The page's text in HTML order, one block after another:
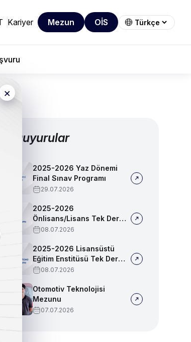
Kariyer Mezun OİS
×
Duyurular
2025-2026 Yaz Dönemi
Final Sınav Programı
29.07.2026
2025-2026
Önlisans/Lisans Tek Ders
Sınav Programı
08.07.2026
2025-2026 Lisansüstü
Eğitim Enstitüsü Tek Ders
Sınav Programı
08.07.2026
Otomotiv Teknolojisi
Mezunu
07.07.2026